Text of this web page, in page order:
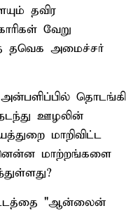
தவிர
வேறு
தவெக அமைச்சர்
தொடங்கி
ஊழலின்
மாறிவிட்ட
மாற்றங்களை
"ஆன்லைன்